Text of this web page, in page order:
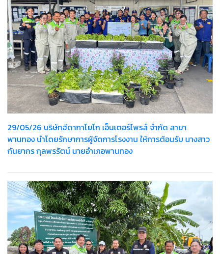
29/05/26 บริษัทฮีดากาโยโก เอ็นเตอร์ไพรส์ จำกัด สาขา
พานทอง นำโดยรักษาการผู้จัดการโรงงาน ให้การต้อนรับ นางสาว
กันยากร กุลพรรัตน์ นายอำเภอพานทอง